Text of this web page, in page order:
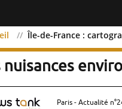
Île-de-France :
France :
nuisances
Paris - Actualité